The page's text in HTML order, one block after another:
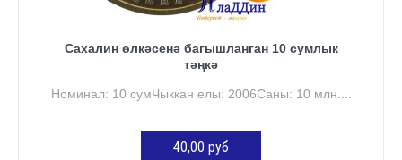
Сахалин өлкәсенә багышланган 10 сумлык
тәңкә
Номинал: 10 сумЧыккан елы: 2006Саны: 10 млн....
40,00 руб